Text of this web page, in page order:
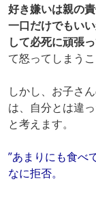
好き嫌いは親の
一口だけでもい
して必死に頑張
て怒ってしまう
しかし、お子さ
は、自分とは違
と考えます。
”あまりにも食べ
なに拒否。